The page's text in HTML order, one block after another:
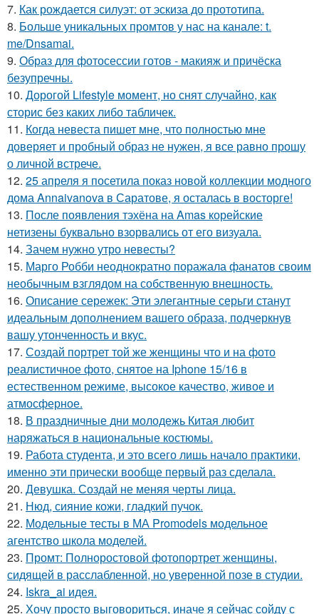
7. Как рождается силуэт: от эскиза до прототипа.
8. Больше уникальных промтов у нас на канале: t.
me/Dnsamai.
9. Образ для фотосессии готов - макияж и причёска
безупречны.
10. Дорогой Lifestyle момент, но снят случайно, как
сторис без каких либо табличек.
11. Когда невеста пишет мне, что полностью мне
доверяет и пробный образ не нужен, я все равно прошу
о личной встрече.
12. 25 апреля я посетила показ новой коллекции модного
дома Annaivanova в Саратове, я осталась в восторге!
13. После появления тэхёна на Amas корейские
нетизены буквально взорвались от его визуала.
14. Зачем нужно утро невесты?
15. Марго Робби неоднократно поражала фанатов своим
необычным взглядом на собственную внешность.
16. Описание сережек: Эти элегантные серьги станут
идеальным дополнением вашего образа, подчеркнув
вашу утонченность и вкус.
17. Создай портрет той же женщины что и на фото
реалистичное фото, снятое на Iphone 15/16 в
естественном режиме, высокое качество, живое и
атмосферное.
18. В праздничные дни молодежь Китая любит
наряжаться в национальные костюмы.
19. Работа студента, и это всего лишь начало практики,
именно эти прически вообще первый раз сделала.
20. Девушка. Создай не меняя черты лица.
21. Нюд, сияние кожи, гладкий пучок.
22. Модельные тесты в МА Promodels модельное
агентство школа моделей.
23. Промт: Полноростовой фотопортрет женщины,
сидящей в расслабленной, но уверенной позе в студии.
24. Iskra_ai идея.
25. Хочу просто выговориться, иначе я сейчас сойду с